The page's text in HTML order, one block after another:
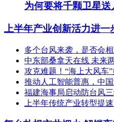
为何要将千颗卫星送
上半年产业创新活力进一
多个台风来袭，是否会
中东部桑拿天在线 未来
攻克难题！“海上大风车
推动人工智能普惠，中
福建海事局启动防台风
上半年传统产业转型提